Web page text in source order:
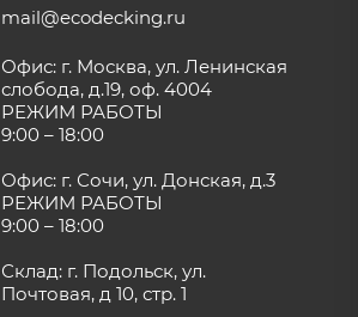
mail@ecodecking.ru
Офис: г. Москва, ул. Ленинская
слобода, д.19, оф. 4004
РЕЖИМ РАБОТЫ
9:00 – 18:00
Офис: г. Сочи, ул. Донская, д.3
РЕЖИМ РАБОТЫ
9:00 – 18:00
Склад: г. Подольск, ул.
Почтовая, д 10, стр. 1